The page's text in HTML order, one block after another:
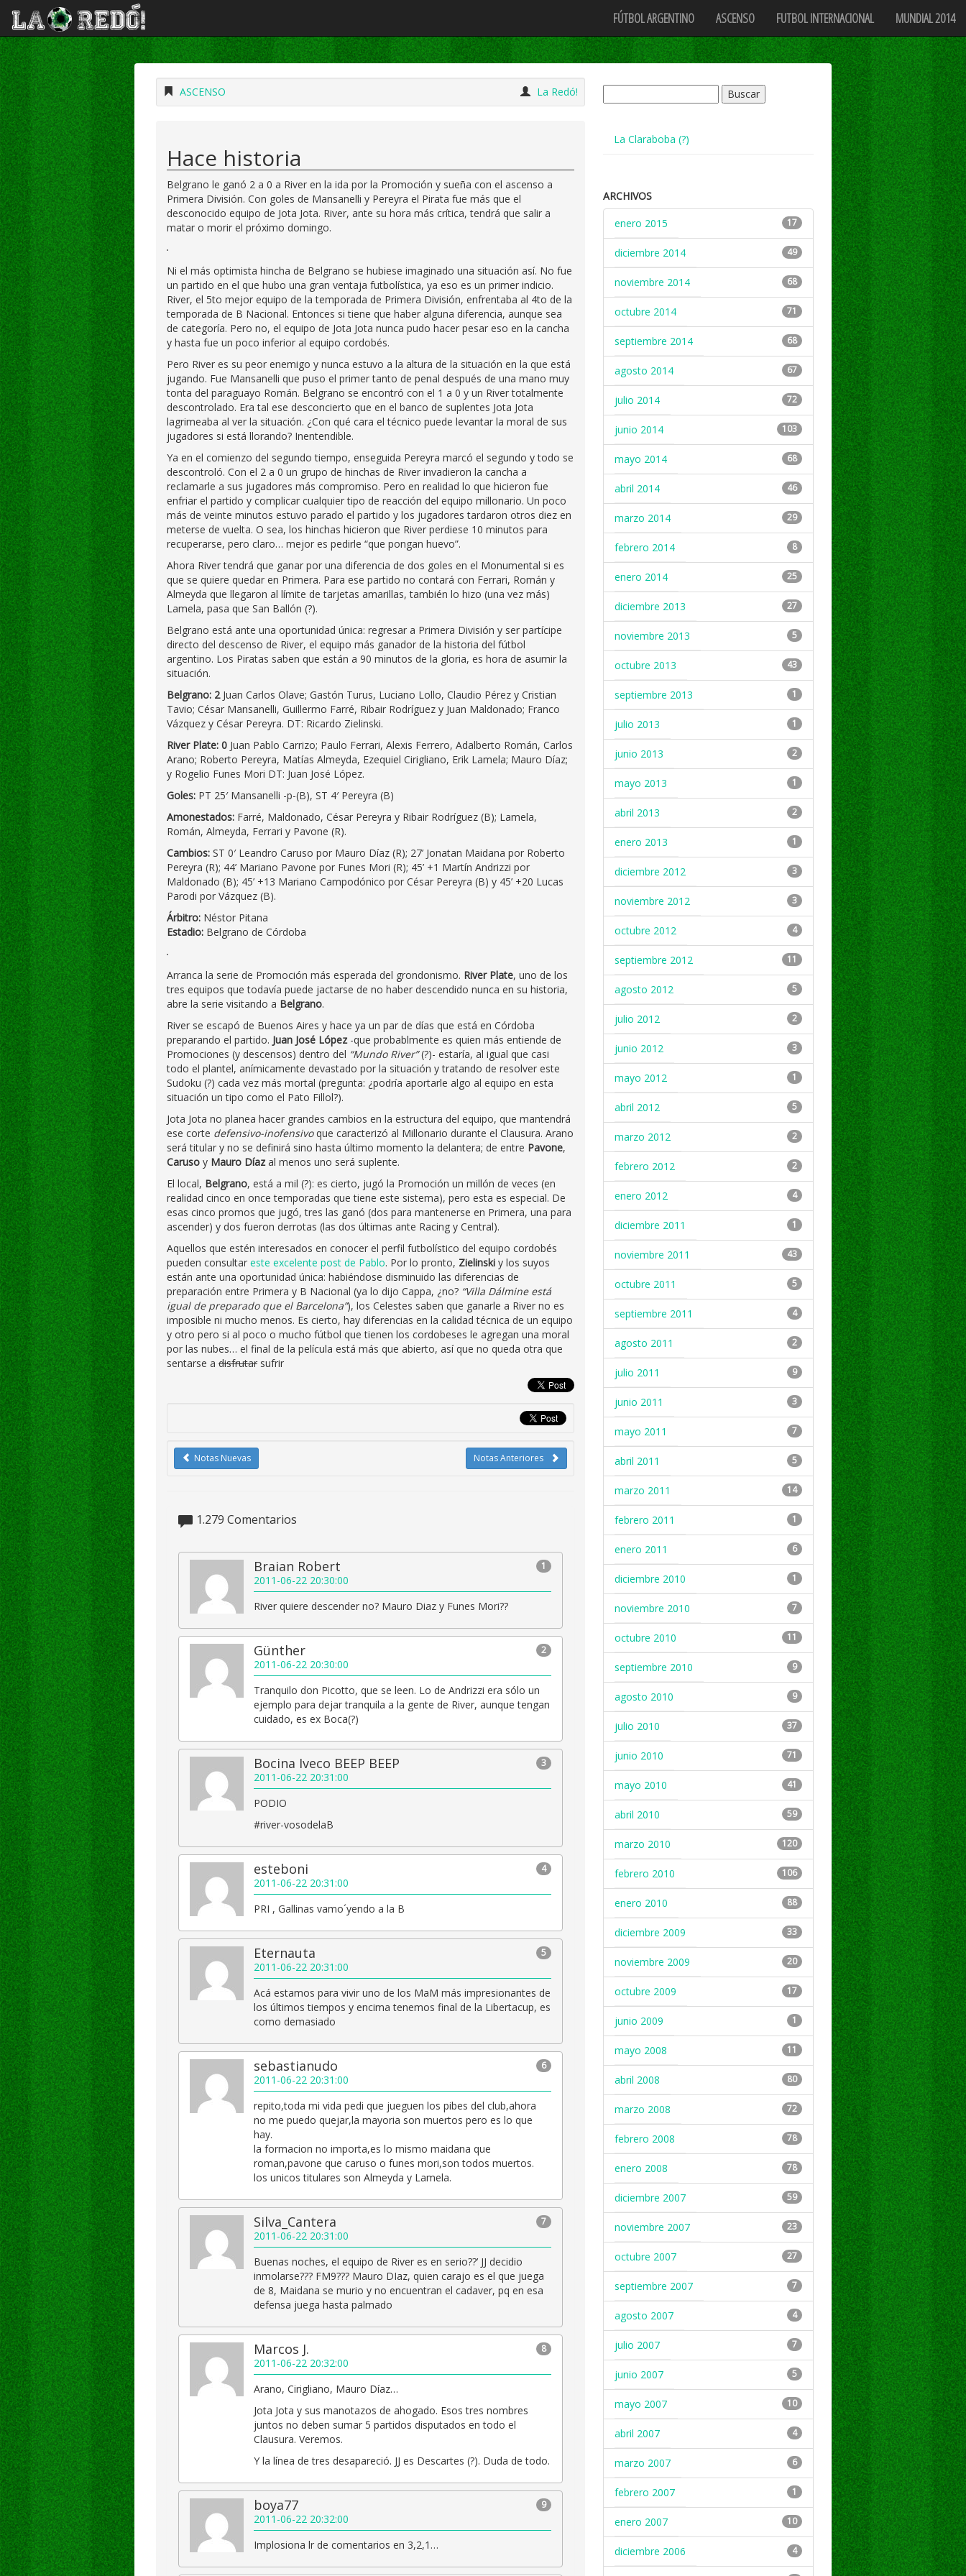
FÚTBOL ARGENTINO ASCENSO FUTBOL INTERNACIONAL MUNDIAL 2014
ASCENSO La Redó!
Hace historia
Belgrano le ganó 2 a 0 a River en la ida por la Promoción y sueña con el ascenso a
Primera División. Con goles de Mansanelli y Pereyra el Pirata fue más que el
desconocido equipo de Jota Jota. River, ante su hora más crítica, tendrá que salir a
matar o morir el próximo domingo.
Ni el más optimista hincha de Belgrano se hubiese imaginado una situación así. No fue
un partido en el que hubo una gran ventaja futbolística, ya eso es un primer indicio.
River, el 5to mejor equipo de la temporada de Primera División, enfrentaba al 4to de la
temporada de B Nacional. Entonces si tiene que haber alguna diferencia, aunque sea
de categoría. Pero no, el equipo de Jota Jota nunca pudo hacer pesar eso en la cancha
y hasta fue un poco inferior al equipo cordobés.
Pero River es su peor enemigo y nunca estuvo a la altura de la situación en la que está
jugando. Fue Mansanelli que puso el primer tanto de penal después de una mano muy
tonta del paraguayo Román. Belgrano se encontró con el 1 a 0 y un River totalmente
descontrolado. Era tal ese desconcierto que en el banco de suplentes Jota Jota
lagrimeaba al ver la situación. ¿Con qué cara el técnico puede levantar la moral de sus
jugadores si está llorando? Inentendible.
Ya en el comienzo del segundo tiempo, enseguida Pereyra marcó el segundo y todo se
descontroló. Con el 2 a 0 un grupo de hinchas de River invadieron la cancha a
reclamarle a sus jugadores más compromiso. Pero en realidad lo que hicieron fue
enfriar el partido y complicar cualquier tipo de reacción del equipo millonario. Un poco
más de veinte minutos estuvo parado el partido y los jugadores tardaron otros diez en
meterse de vuelta. O sea, los hinchas hicieron que River perdiese 10 minutos para
recuperarse, pero claro… mejor es pedirle “que pongan huevo”.
Ahora River tendrá que ganar por una diferencia de dos goles en el Monumental si es
que se quiere quedar en Primera. Para ese partido no contará con Ferrari, Román y
Almeyda que llegaron al límite de tarjetas amarillas, también lo hizo (una vez más)
Lamela, pasa que San Ballón (?).
Belgrano está ante una oportunidad única: regresar a Primera División y ser partícipe
directo del descenso de River, el equipo más ganador de la historia del fútbol
argentino. Los Piratas saben que están a 90 minutos de la gloria, es hora de asumir la
situación.
Belgrano: 2Juan Carlos Olave; Gastón Turus, Luciano Lollo, Claudio Pérez y Cristian
Tavio; César Mansanelli, Guillermo Farré, Ribair Rodríguez y Juan Maldonado; Franco
Vázquez y César Pereyra. DT: Ricardo Zielinski.
River Plate: 0 Juan Pablo Carrizo; Paulo Ferrari, Alexis Ferrero, Adalberto Román, Carlos
Arano; Roberto Pereyra, Matías Almeyda, Ezequiel Cirigliano, Erik Lamela; Mauro Díaz;
y Rogelio Funes Mori DT: Juan José López.
Goles: PT 25′ Mansanelli -p-(B), ST 4′ Pereyra (B)
Amonestados: Farré, Maldonado, César Pereyra y Ribair Rodríguez (B); Lamela,
Román, Almeyda, Ferrari y Pavone (R).
Cambios: ST 0′ Leandro Caruso por Mauro Díaz (R); 27’ Jonatan Maidana por Roberto
Pereyra (R); 44’ Mariano Pavone por Funes Mori (R); 45’ +1 Martín Andrizzi por
Maldonado (B); 45’ +13 Mariano Campodónico por César Pereyra (B) y 45’ +20 Lucas
Parodi por Vázquez (B).
Árbitro: Néstor Pitana
Estadio: Belgrano de Córdoba
Arranca la serie de Promoción más esperada del grondonismo. River Plate, uno de los
tres equipos que todavía puede jactarse de no haber descendido nunca en su historia,
abre la serie visitando a Belgrano.
River se escapó de Buenos Aires y hace ya un par de días que está en Córdoba
preparando el partido. Juan José López-que probablmente es quien más entiende de
Promociones (y descensos) dentro del “Mundo River”(?)- estaría, al igual que casi
todo el plantel, anímicamente devastado por la situación y tratando de resolver este
Sudoku (?) cada vez más mortal (pregunta: ¿podría aportarle algo al equipo en esta
situación un tipo como el Pato Fillol?).
Jota Jota no planea hacer grandes cambios en la estructura del equipo, que mantendrá
ese corte defensivo-inofensivoque caracterizó al Millonario durante el Clausura. Arano
será titular y no se definirá sino hasta último momento la delantera; de entre Pavone,
Caruso y Mauro Díazal menos uno será suplente.
El local, Belgrano, está a mil (?): es cierto, jugó la Promoción un millón de veces (en
realidad cinco en once temporadas que tiene este sistema), pero esta es especial. De
esas cinco promos que jugó, tres las ganó (dos para mantenerse en Primera, una para
ascender) y dos fueron derrotas (las dos últimas ante Racing y Central).
Aquellos que estén interesados en conocer el perfil futbolístico del equipo cordobés
pueden consultar este excelente post de Pablo. Por lo pronto, Zielinski y los suyos
están ante una oportunidad única: habiéndose disminuido las diferencias de
preparación entre Primera y B Nacional (ya lo dijo Cappa, ¿no? “Villa Dálmine está
igual de preparado que el Barcelona”), los Celestes saben que ganarle a River no es
imposible ni mucho menos. Es cierto, hay diferencias en la calidad técnica de un equipo
y otro pero si al poco o mucho fútbol que tienen los cordobeses le agregan una moral
por las nubes… el final de la película está más que abierto, así que no queda otra que
sentarse a disfrutar sufrir
Notas Anteriores
Notas Nuevas
1.279 Comentarios
1
Braian Robert
2011-06-22 20:30:00
River quiere descender no? Mauro Diaz y Funes Mori??
2
Günther
2011-06-22 20:30:00
Tranquilo don Picotto, que se leen. Lo de Andrizzi era sólo un
ejemplo para dejar tranquila a la gente de River, aunque tengan
cuidado, es ex Boca(?)
3
Bocina Iveco BEEP BEEP
2011-06-22 20:31:00
PODIO
#river-vosodelaB
4
esteboni
2011-06-22 20:31:00
PRI , Gallinas vamo´yendo a la B
5
Eternauta
2011-06-22 20:31:00
Acá estamos para vivir uno de los MaM más impresionantes de
los últimos tiempos y encima tenemos final de la Libertacup, es
como demasiado
6
sebastianudo
2011-06-22 20:31:00
repito,toda mi vida pedi que jueguen los pibes del club,ahora
no me puedo quejar,la mayoria son muertos pero es lo que
hay.
la formacion no importa,es lo mismo maidana que
roman,pavone que caruso o funes mori,son todos muertos.
los unicos titulares son Almeyda y Lamela.
7
Silva_Cantera
2011-06-22 20:31:00
Buenas noches, el equipo de River es en serio??’ JJ decidio
inmolarse??? FM9??? Mauro DIaz, quien carajo es el que juega
de 8, Maidana se murio y no encuentran el cadaver, pq en esa
defensa juega hasta palmado
8
Marcos J.
2011-06-22 20:32:00
Arano, Cirigliano, Mauro Díaz…
Jota Jota y sus manotazos de ahogado. Esos tres nombres
juntos no deben sumar 5 partidos disputados en todo el
Clausura. Veremos.
Y la línea de tres desapareció. JJ es Descartes (?). Duda de todo.
9
boya77
2011-06-22 20:32:00
Implosiona lr de comentarios en 3,2,1…
La Claraboba (?)
ARCHIVOS
enero 2015
17
diciembre 2014 49
noviembre 2014 68
octubre 2014 71
septiembre 2014 68
agosto 2014 67
julio 2014 72
junio 2014 103
mayo 2014 68
abril 2014 46
marzo 2014 29
febrero 2014 8
enero 2014 25
diciembre 2013 27
noviembre 2013 5
octubre 2013 43
septiembre 2013 1
julio 2013 1
junio 2013 2
mayo 2013 1
abril 2013 2
enero 2013 1
diciembre 2012 3
noviembre 2012 3
octubre 2012 4
septiembre 2012 11
agosto 2012 5
julio 2012 2
junio 2012 3
mayo 2012 1
abril 2012 5
marzo 2012 2
febrero 2012 2
enero 2012 4
diciembre 2011 1
noviembre 2011 43
octubre 2011 5
septiembre 2011 4
agosto 2011 2
julio 2011 9
junio 2011 3
mayo 2011 7
abril 2011 5
marzo 2011 14
febrero 2011 1
enero 2011 6
diciembre 2010 1
noviembre 2010 7
octubre 2010 11
septiembre 2010 9
agosto 2010 9
julio 2010 37
junio 2010 71
mayo 2010 41
abril 2010 59
marzo 2010 120
febrero 2010 106
enero 2010 88
diciembre 2009 33
noviembre 2009 20
octubre 2009 17
junio 2009 1
mayo 2008 11
abril 2008 80
marzo 2008 72
febrero 2008 78
enero 2008 78
diciembre 2007 59
noviembre 2007 23
octubre 2007 27
septiembre 2007 7
agosto 2007 4
julio 2007 7
junio 2007 5
mayo 2007 10
abril 2007 4
marzo 2007 6
febrero 2007 1
enero 2007 10
diciembre 2006 4